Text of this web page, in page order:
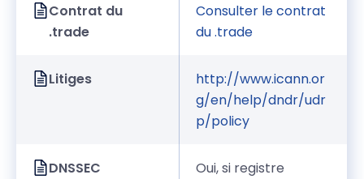
Contrat du
.trade
Consulter le contrat
du .trade
Litiges
http://www.icann.or
g/en/help/dndr/udr
p/policy
DNSSEC
Oui, si registre